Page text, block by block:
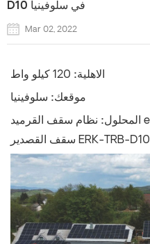
D10 في سلوفينيا
Mar 02, 2022
الاهلية:
موقعك: سلوفينيا
المحلول: نظام سقف القرميد enerack ERK-TRH-T20 ونظام
سقف القصدير ERK-TRB-D10